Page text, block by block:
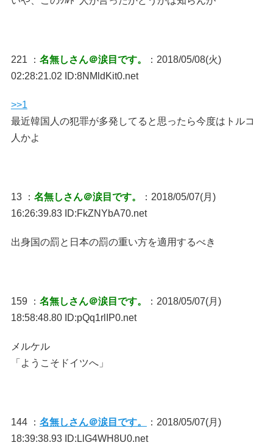
221 ： 名無しさん＠涙目です。
：2018/05/08(火)
02:28:21.02 ID:8NMldKit0.net
>>1
最近韓国人の犯罪が多発してると思ったら今度はトルコ
人かよ
13 ： 名無しさん＠涙目です。
：2018/05/07(月)
16:26:39.83 ID:FkZNYbA70.net
出身国の罰と日本の罰の重い方を適用するべき
159 ： 名無しさん＠涙目です。
：2018/05/07(月)
18:58:48.80 ID:pQq1rlIP0.net
メルケル
「ようこそドイツへ」
144 ： 名無しさん＠涙目です。
：2018/05/07(月)
18:39:38.93 ID:LlG4WH8U0.net